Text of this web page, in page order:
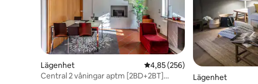
Lägenhet 4,85 av 5 i genomsnittligt
4,85 (256)
Central 2 våningar aptm [2BD+2BT]
Lägenhet